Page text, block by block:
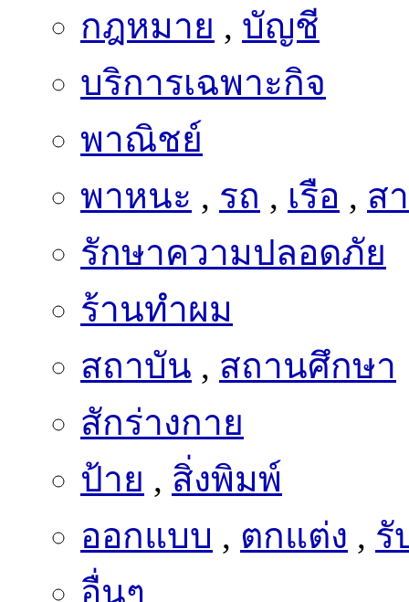
บริการเฉพาะกิจ
พาณิชย์
พาหนะ, เรือ
รักษาความปลอดภัย
ร้านทำผม
สถาบัน,สถานศึกษา
สักร่างกาย
ป้าย,สิ่งพิมพ์
ออกแบบ,ตกแต่ง
รั
อื่นๆ